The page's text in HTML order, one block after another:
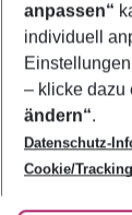
Footer
Footer
Über uns
AGB
Cookie-
Cookie-
Barrierefreies
Folge uns
anpassen“
individuell
– klicke dazu
ändern“.
Datenschutz-
Cookie/